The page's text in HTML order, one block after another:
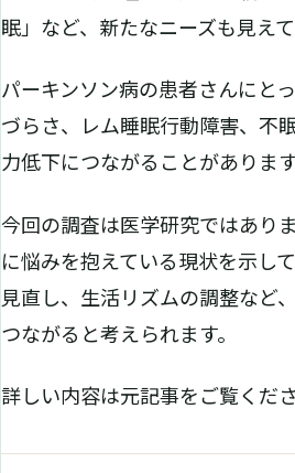
眠」など、新たなニーズも見え
パーキンソン病の患者さんにと
づらさ、レム睡眠行動障害、不
力低下につながることがあります
今回の調査は医学研究ではあり
に悩みを抱えている現状を示し
見直し、生活リズムの調整など
つながると考えられます。
詳しい内容は元記事をご覧くだ